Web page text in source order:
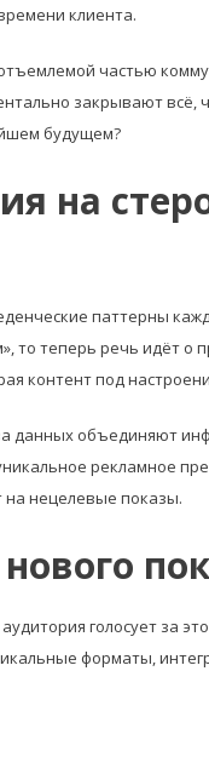
клиента.
частью
закрывают всё,
будущем?
на
паттерны
то теперь речь идёт
контент под
данных объединяют
рекламное
нецелевые показы.
голосует за
форматы,